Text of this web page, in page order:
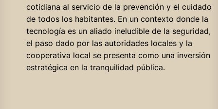
cotidiana al servicio de la prevención y el cuidado
de todos los habitantes. En un contexto donde la
tecnología es un aliado ineludible de la seguridad,
el paso dado por las autoridades locales y la
cooperativa local se presenta como una inversión
estratégica en la tranquilidad pública.